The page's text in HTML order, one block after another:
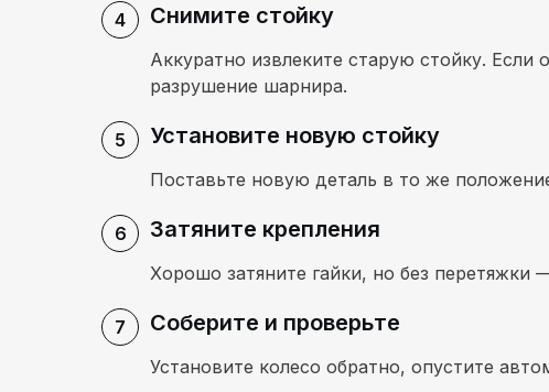
Снимите стойку
Аккуратно извлеките старую стойку.
разрушение шарнира.
Установите новую стойку
Поставьте новую деталь в то же
Затяните крепления
Хорошо затяните гайки, но без перетяжки
Соберите и проверьте
Установите колесо обратно, опустите